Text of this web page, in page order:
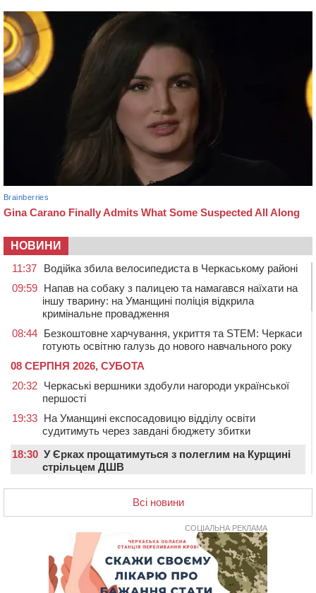
НОВИНИ
11:37
Водійка збила велосипедиста в Черкаському районі
09:59 Напав на собаку з палицею та намагався наїхати на
іншу тварину: на Уманщині поліція відкрила
кримінальне провадження
08:44 Безкоштовне харчування, укриття та STEM: Черкаси
готують освітню галузь до нового навчального року
08 СЕРПНЯ 2026, СУБОТА
20:32 Черкаські вершники здобули нагороди української
першості
19:33 На Уманщині експосадовицю відділу освіти
судитимуть через завдані бюджету збитки
18:30 У Єрках прощатимуться з полеглим на Курщині
стрільцем ДШВ
17:29 Апеляційний суд підтвердив стягнення майже 250
тис. грн шкоди за незаконний вилов риби
У Черкасах за ніч виявили 15 порушників
комендантської години та 10 нетверезих водіїв
На Золотоніщині водійка збила пішохода, який
перебігав дорогу
На Черкащині прокуратура через суд вимагає взяти
Всі новини
СОЦІАЛЬНА РЕКЛАМА